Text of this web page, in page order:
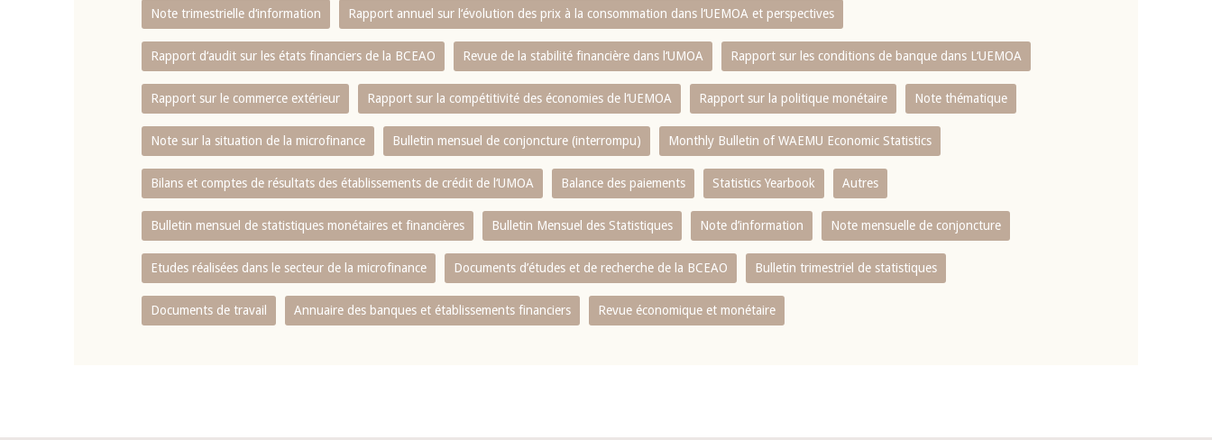
Note trimestrielle d‘information Rapport annuel sur l‘évolution des prix à la consommation dans l‘UEMOA et perspectives
Rapport d‘audit sur les états financiers de la BCEAO Revue de la stabilité financière dans l‘UMOA Rapport sur les conditions de banque dans L‘UEMOA
Rapport sur le commerce extérieur Rapport sur la compétitivité des économies de l‘UEMOA Rapport sur la politique monétaire Note thématique
Note sur la situation de la microfinance Bulletin mensuel de conjoncture (interrompu) Monthly Bulletin of WAEMU Economic Statistics
Bilans et comptes de résultats des établissements de crédit de l‘UMOA Balance des paiements Statistics Yearbook Autres
Bulletin mensuel de statistiques monétaires et financières Bulletin Mensuel des Statistiques Note d’information Note mensuelle de conjoncture
Etudes réalisées dans le secteur de la microfinance Documents d’études et de recherche de la BCEAO Bulletin trimestriel de statistiques
Documents de travail Annuaire des banques et établissements financiers Revue économique et monétaire